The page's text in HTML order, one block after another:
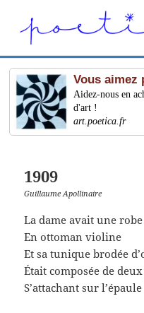
Vous aimez
Aidez-nous en
d'art !
art.poetica.fr
1909
Guillaume Apollinaire
La dame avait une robe
En ottoman violine
Et sa tunique brodée
Était composée de
S’attachant sur l’épaule